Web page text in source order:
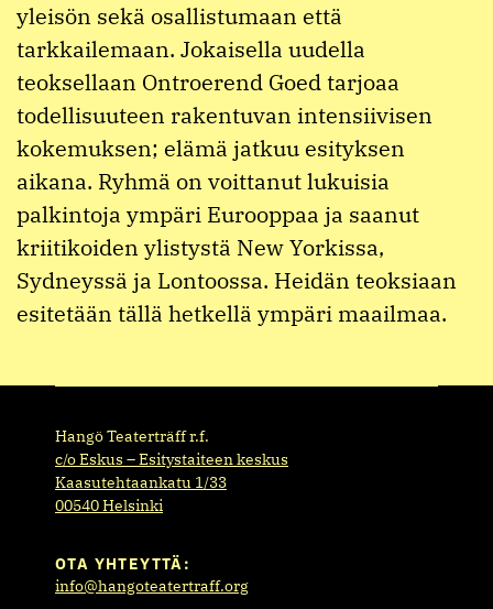
yleisön sekä osallistumaan että
tarkkailemaan. Jokaisella uudella
teoksellaan Ontroerend Goed tarjoaa
todellisuuteen rakentuvan intensiivisen
kokemuksen; elämä jatkuu esityksen
aikana. Ryhmä on voittanut lukuisia
palkintoja ympäri Eurooppaa ja saanut
kriitikoiden ylistystä New Yorkissa,
Sydneyssä ja Lontoossa. Heidän teoksiaan
esitetään tällä hetkellä ympäri maailmaa.
Hangö Teaterträff r.f.
c/o Eskus – Esitystaiteen keskus
Kaasutehtaankatu 1/33
00540 Helsinki
OTA YHTEYTTÄ:
info@hangoteatertraff.org